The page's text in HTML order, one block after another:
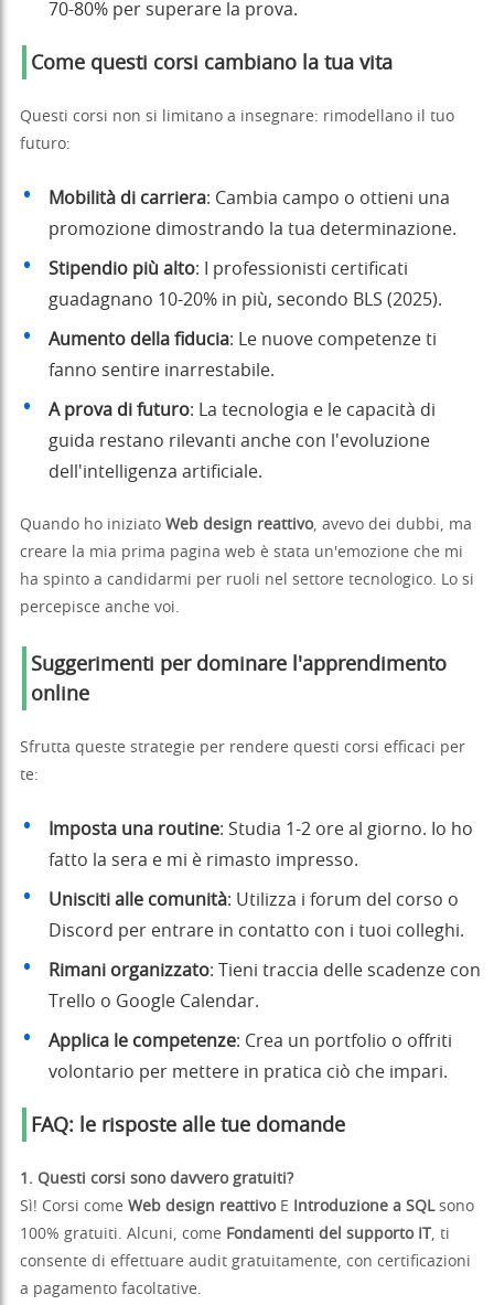
70-80% per superare la prova.
Come questi corsi cambiano la tua vita
Questi corsi non si limitano a insegnare: rimodellano il tuo
futuro:
Mobilità di carriera: Cambia campo o ottieni una
promozione dimostrando la tua determinazione.
Stipendio più alto: I professionisti certificati
guadagnano 10-20% in più, secondo BLS (2025).
Aumento della fiducia: Le nuove competenze ti
fanno sentire inarrestabile.
A prova di futuro: La tecnologia e le capacità di
guida restano rilevanti anche con l'evoluzione
dell'intelligenza artificiale.
Quando ho iniziato Web design reattivo, avevo dei dubbi, ma
creare la mia prima pagina web è stata un'emozione che mi
ha spinto a candidarmi per ruoli nel settore tecnologico. Lo si
percepisce anche voi.
Suggerimenti per dominare l'apprendimento
online
Sfrutta queste strategie per rendere questi corsi efficaci per
te:
Imposta una routine: Studia 1-2 ore al giorno. Io ho
fatto la sera e mi è rimasto impresso.
Unisciti alle comunità: Utilizza i forum del corso o
Discord per entrare in contatto con i tuoi colleghi.
Rimani organizzato: Tieni traccia delle scadenze con
Trello o Google Calendar.
Applica le competenze: Crea un portfolio o offriti
volontario per mettere in pratica ciò che impari.
FAQ: le risposte alle tue domande
1. Questi corsi sono davvero gratuiti?
Sì! Corsi come Web design reattivoE Introduzione a SQLsono
100% gratuiti. Alcuni, come Fondamenti del supporto IT , ti
consente di effettuare audit gratuitamente, con certificazioni
a pagamento facoltative.